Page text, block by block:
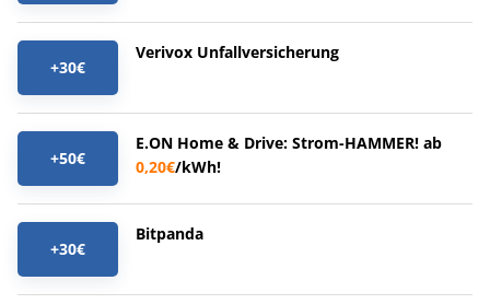
+30€
Verivox Unfallversicherung
+50€
E.ON Home & Drive: Strom-HAMMER! ab
0,20€/kWh!
+30€
Bitpanda